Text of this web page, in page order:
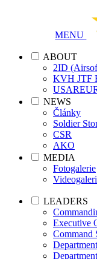
MENU
ABOUT
2ID
KVH JTF
NEWS
Články
Soldier
CSR
AKO
MEDIA
Fotogalerie
LEADERS
Executive
Command